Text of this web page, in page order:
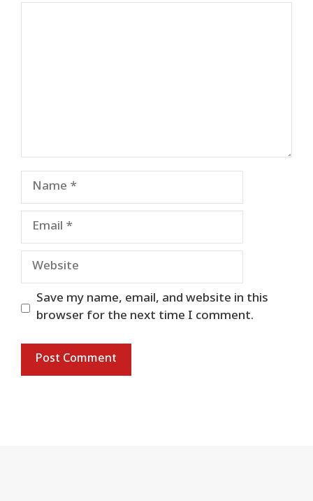
Name
Email
Website
Save my name, email, and website in this
browser for the next time I comment.